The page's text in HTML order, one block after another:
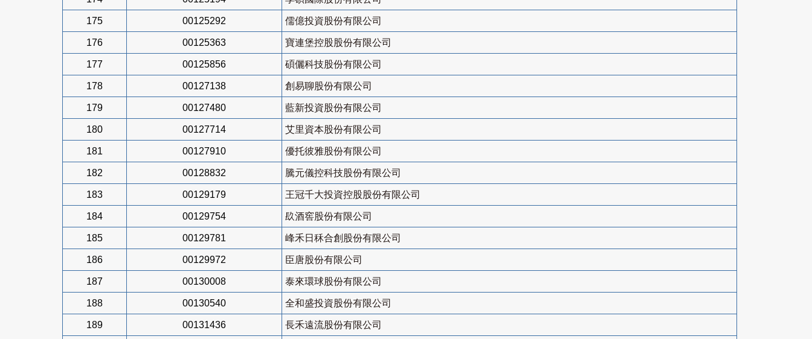
175 00125292 儒億投資股份有限公司
176 00125363 寶連堡控股股份有限公司
177 00125856 碩儷科技股份有限公司
178 00127138 創易聊股份有限公司
179 00127480 藍新投資股份有限公司
180 00127714 艾里資本股份有限公司
181 00127910 優托彼雅股份有限公司
182 00128832 騰元儀控科技股份有限公司
183 00129179 王冠千大投資控股股份有限公司
184 00129754 镹酒窖股份有限公司
185 00129781 峰禾日秝合創股份有限公司
186 00129972 臣唐股份有限公司
187 00130008 泰來環球股份有限公司
188 00130540 全和盛投資股份有限公司
189 00131436 長禾遠流股份有限公司